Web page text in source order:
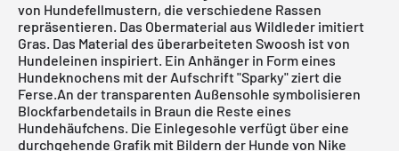
von Hundefellmustern, die verschiedene Rassen
repräsentieren. Das Obermaterial aus Wildleder imitiert
Gras. Das Material des überarbeiteten Swoosh ist von
Hundeleinen inspiriert. Ein Anhänger in Form eines
Hundeknochens mit der Aufschrift "Sparky" ziert die
Ferse.An der transparenten Außensohle symbolisieren
Blockfarbendetails in Braun die Reste eines
Hundehäufchens. Die Einlegesohle verfügt über eine
durchgehende Grafik mit Bildern der Hunde von Nike